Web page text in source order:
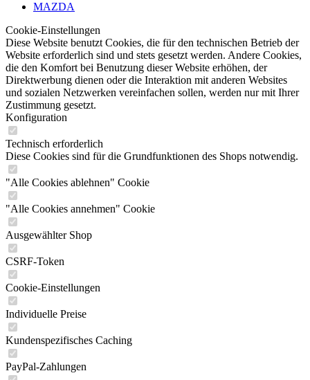
MAZDA
Cookie-Einstellungen
Diese Website benutzt Cookies, die für den technischen Betrieb der
Website erforderlich sind und stets gesetzt werden. Andere Cookies,
die den Komfort bei Benutzung dieser Website erhöhen, der
Direktwerbung dienen oder die Interaktion mit anderen Websites
und sozialen Netzwerken vereinfachen sollen, werden nur mit Ihrer
Zustimmung gesetzt.
Konfiguration
Technisch erforderlich
Diese Cookies sind für die Grundfunktionen des Shops notwendig.
"Alle Cookies ablehnen" Cookie
"Alle Cookies annehmen" Cookie
Ausgewählter Shop
CSRF-Token
Cookie-Einstellungen
Individuelle Preise
Kundenspezifisches Caching
PayPal-Zahlungen